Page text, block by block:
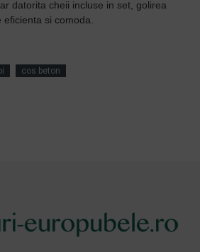
datorita cheii incluse in set, golirea
si comoda.
cos beton